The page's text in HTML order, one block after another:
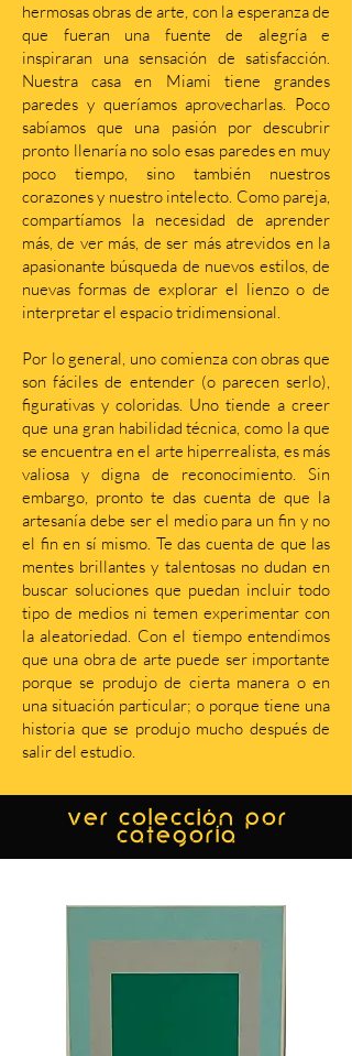
hermosas obras de arte, con la esperanza de
que fueran una fuente de alegría e
inspiraran una sensación de satisfacción.
Nuestra casa en Miami tiene grandes
paredes y queríamos aprovecharlas. Poco
sabíamos que una pasión por descubrir
pronto llenaría no solo esas paredes en muy
poco tiempo, sino también nuestros
corazones y nuestro intelecto. Como pareja,
compartíamos la necesidad de aprender
más, de ver más, de ser más atrevidos en la
apasionante búsqueda de nuevos estilos, de
nuevas formas de explorar el lienzo o de
interpretar el espacio tridimensional.
Por lo general, uno comienza con obras que
son fáciles de entender (o parecen serlo),
figurativas y coloridas. Uno tiende a creer
que una gran habilidad técnica, como la que
se encuentra en el arte hiperrealista, es más
valiosa y digna de reconocimiento. Sin
embargo, pronto te das cuenta de que la
artesanía debe ser el medio para un fin y no
el fin en sí mismo. Te das cuenta de que las
mentes brillantes y talentosas no dudan en
buscar soluciones que puedan incluir todo
tipo de medios ni temen experimentar con
la aleatoriedad. Con el tiempo entendimos
que una obra de arte puede ser importante
porque se produjo de cierta manera o en
una situación particular; o porque tiene una
historia que se produjo mucho después de
salir del estudio.
ver colección por
categoría